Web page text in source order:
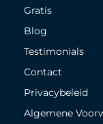
Gratis
Blog
Testimonials
Contact
Privacybeleid
Algemene